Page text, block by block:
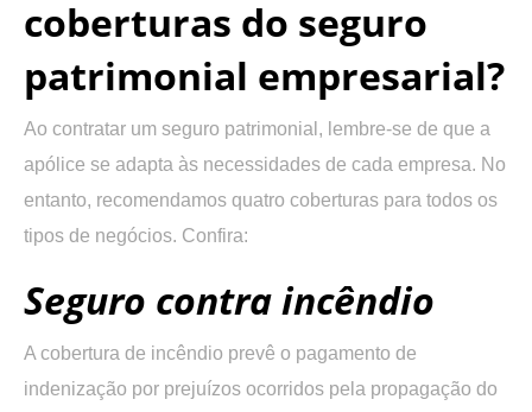
coberturas do seguro
patrimonial empresarial?
Ao contratar um seguro patrimonial, lembre-se de que a
apólice se adapta às necessidades de cada empresa. No
entanto, recomendamos quatro coberturas para todos os
tipos de negócios. Confira:
Seguro contra incêndio
A cobertura de incêndio prevê o pagamento de
indenização por prejuízos ocorridos pela propagação do